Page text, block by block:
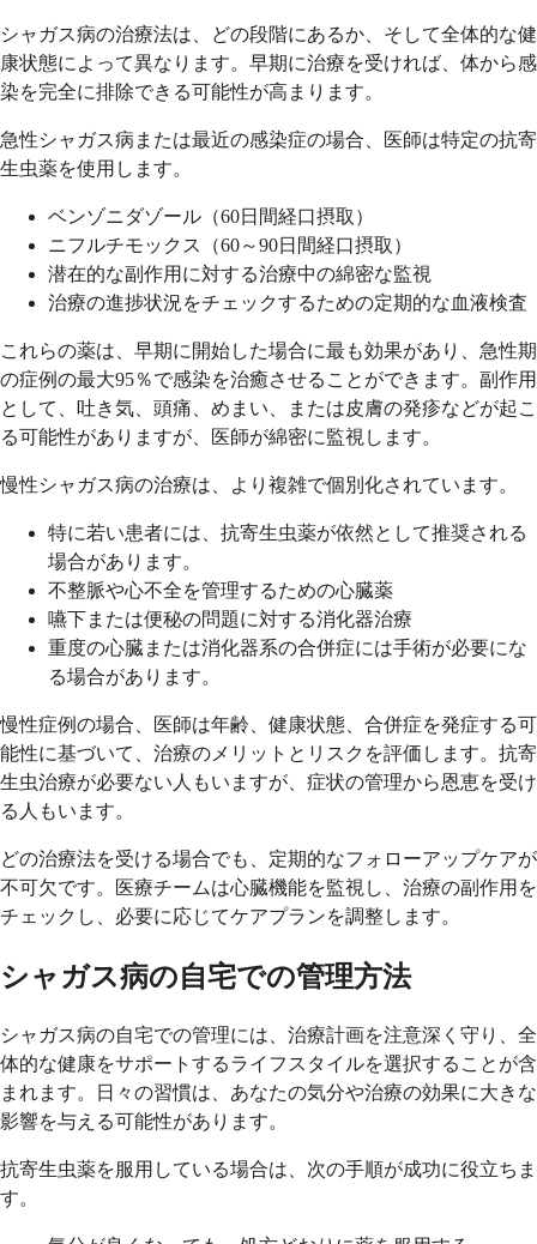
シャガス病の治療法は、どの段階にあるか、そして全体的な健
康状態によって異なります。早期に治療を受ければ、体から感
染を完全に排除できる可能性が高まります。
急性シャガス病または最近の感染症の場合、医師は特定の抗寄
生虫薬を使用します。
ベンゾニダゾール（60日間経口摂取）
ニフルチモックス（60～90日間経口摂取）
潜在的な副作用に対する治療中の綿密な監視
治療の進捗状況をチェックするための定期的な血液検査
これらの薬は、早期に開始した場合に最も効果があり、急性期
の症例の最大95％で感染を治癒させることができます。副作用
として、吐き気、頭痛、めまい、または皮膚の発疹などが起こ
る可能性がありますが、医師が綿密に監視します。
慢性シャガス病の治療は、より複雑で個別化されています。
特に若い患者には、抗寄生虫薬が依然として推奨される
場合があります。
不整脈や心不全を管理するための心臓薬
嚥下または便秘の問題に対する消化器治療
重度の心臓または消化器系の合併症には手術が必要にな
る場合があります。
慢性症例の場合、医師は年齢、健康状態、合併症を発症する可
能性に基づいて、治療のメリットとリスクを評価します。抗寄
生虫治療が必要ない人もいますが、症状の管理から恩恵を受け
る人もいます。
どの治療法を受ける場合でも、定期的なフォローアップケアが
不可欠です。医療チームは心臓機能を監視し、治療の副作用を
チェックし、必要に応じてケアプランを調整します。
シャガス病の自宅での管理方法
シャガス病の自宅での管理には、治療計画を注意深く守り、全
体的な健康をサポートするライフスタイルを選択することが含
まれます。日々の習慣は、あなたの気分や治療の効果に大きな
影響を与える可能性があります。
抗寄生虫薬を服用している場合は、次の手順が成功に役立ちま
す。